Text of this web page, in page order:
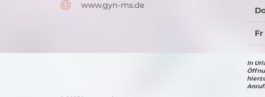
www.gyn-ms.de
Fr
In